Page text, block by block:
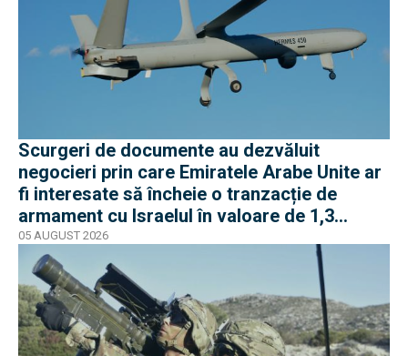
Scurgeri de documente au dezvăluit
negocieri prin care Emiratele Arabe Unite ar
fi interesate să încheie o tranzacție de
armament cu Israelul în valoare de 1,3
miliarde de dolari
05 AUGUST 2026